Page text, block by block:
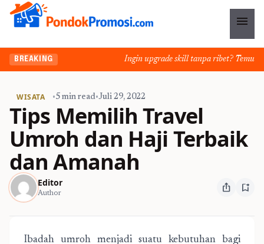
menu
BREAKING Ingin upgrade skill tanpa ribet? Temukan
WISATA •5 min read•Juli 29, 2022
Tips Memilih Travel
Umroh dan Haji Terbaik
dan Amanah
Editor
Author ios_share bookmark_add
Ibadah umroh menjadi suatu kebutuhan bagi